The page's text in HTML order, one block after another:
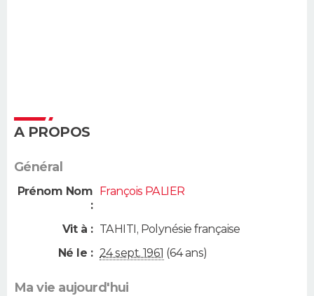
A PROPOS
Général
Prénom Nom
:
François PALIER
Vit à : TAHITI, Polynésie française
Né le : 24 sept. 1961 (64 ans)
Ma vie aujourd'hui